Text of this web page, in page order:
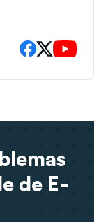
de E-